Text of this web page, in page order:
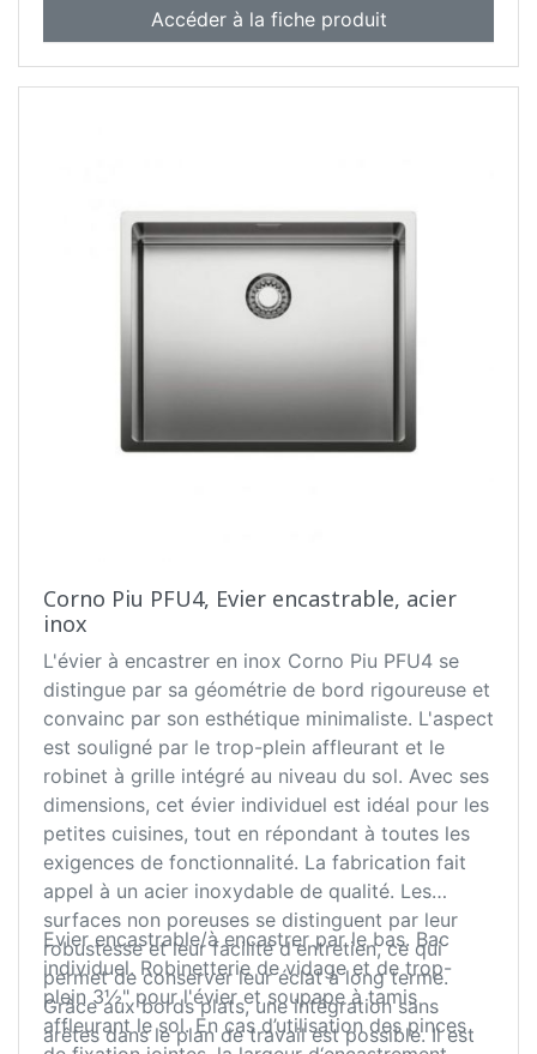
Accéder à la fiche produit
Corno Piu PFU4, Evier encastrable, acier
inox
L'évier à encastrer en inox Corno Piu PFU4 se
distingue par sa géométrie de bord rigoureuse et
convainc par son esthétique minimaliste. L'aspect
est souligné par le trop-plein affleurant et le
robinet à grille intégré au niveau du sol. Avec ses
dimensions, cet évier individuel est idéal pour les
petites cuisines, tout en répondant à toutes les
exigences de fonctionnalité. La fabrication fait
appel à un acier inoxydable de qualité. Les
surfaces non poreuses se distinguent par leur
robustesse et leur facilité d'entretien, ce qui
permet de conserver leur éclat à long terme.
Grâce aux bords plats, une intégration sans
arêtes dans le plan de travail est possible. Il est
Evier encastrable/à encastrer par le bas. Bac
individuel. Robinetterie de vidage et de trop-
plein 3½" pour l'évier et soupape à tamis
affleurant le sol. En cas d’utilisation des pinces